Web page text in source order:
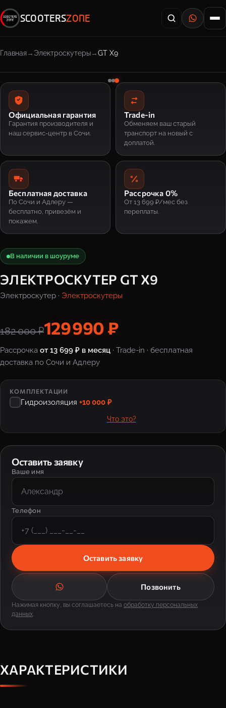
SCOOTERSZONE
Главная Электроскутеры GT X9
Официальная гарантия
Гарантия производителя и
наш сервис-центр в Сочи.
Trade-in
Обменяем ваш старый
транспорт на новый с
доплатой.
Бесплатная доставка
По Сочи и Адлеру —
бесплатно, привезём и
покажем.
Рассрочка 0%
От 13 699 ₽/мес без
переплаты.
В наличии в шоуруме
ЭЛЕКТРОСКУТЕР GT X9
Электроскутер · Электроскутеры
182 000 ₽129 990 ₽
Рассрочка от 13 699 ₽ в месяц · Trade-in · бесплатная
доставка по Сочи и Адлеру
КОМПЛЕКТАЦИИ
Гидроизоляция +10 000 ₽
Что это?
Оставить заявку
Ваше имя
Телефон
Оставить заявку
Позвонить
Нажимая кнопку, вы соглашаетесь на обработку персональных
данных.
ХАРАКТЕРИСТИКИ